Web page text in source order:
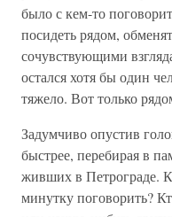
было с кем-то
посидеть рядом,
сочувствующими
остался хотя бы один
тяжело. Вот только
Задумчиво опустив
быстрее, перебирая в
живших в Петрограде.
минутку поговорить?